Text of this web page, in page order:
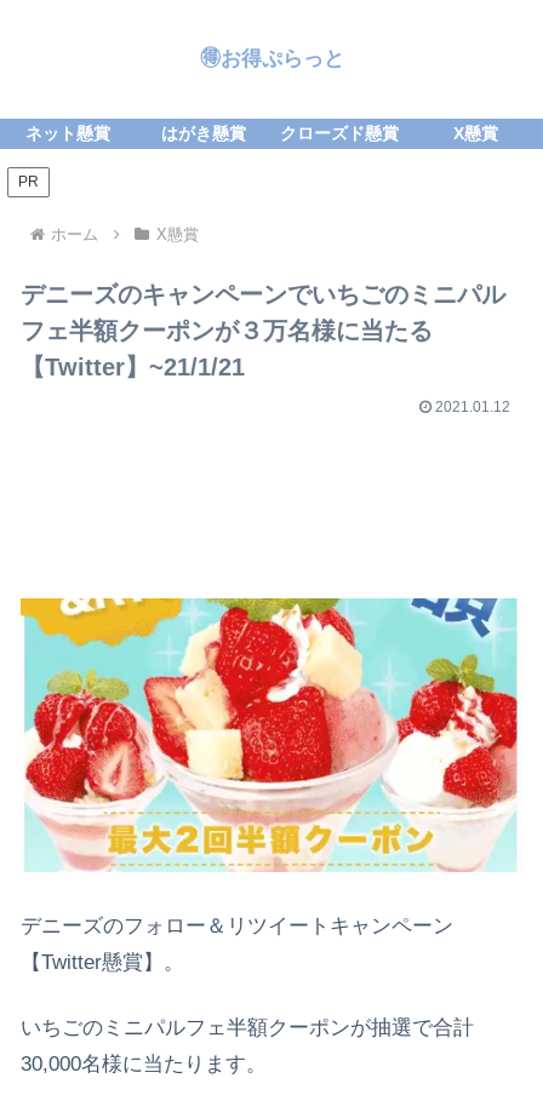
🉐お得ぷらっと
ネット懸賞 はがき懸賞 クローズド懸賞 X懸賞
PR
ホーム X懸賞
デニーズのキャンペーンでいちごのミニパル
フェ半額クーポンが３万名様に当たる
【Twitter】~21/1/21
2021.01.12
デニーズのフォロー＆リツイートキャンペーン
【Twitter懸賞】。
いちごのミニパルフェ半額クーポンが抽選で合計
30,000名様に当たります。